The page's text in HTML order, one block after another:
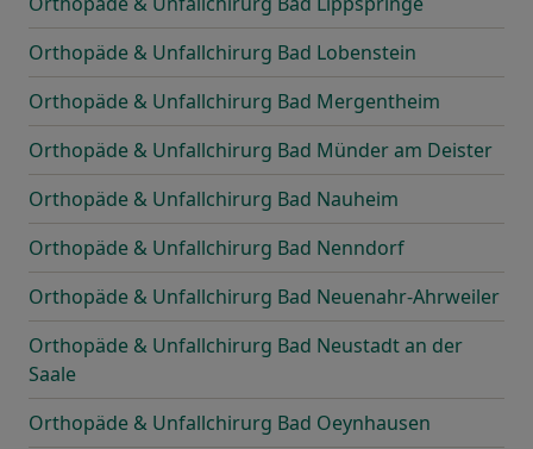
Orthopäde & Unfallchirurg Bad Lobenstein
Orthopäde & Unfallchirurg Bad Mergentheim
Orthopäde & Unfallchirurg Bad Münder am Deister
Orthopäde & Unfallchirurg Bad Nauheim
Orthopäde & Unfallchirurg Bad Nenndorf
Orthopäde & Unfallchirurg Bad Neuenahr-Ahrweiler
Orthopäde & Unfallchirurg Bad Neustadt an der
Saale
Orthopäde & Unfallchirurg Bad Oeynhausen